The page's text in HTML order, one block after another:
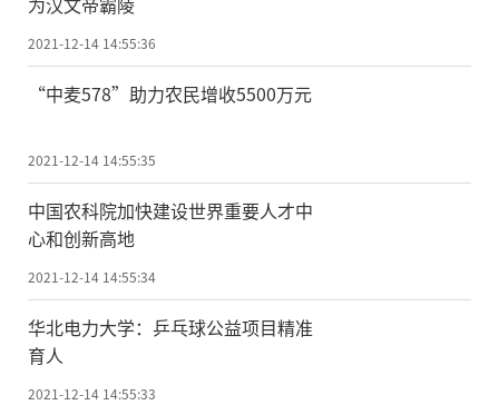
2021-12-14 14:55:36
“中麦578”助力农民增收5500万元
2021-12-14 14:55:35
中国农科院加快建设世界重要人才中
心和创新高地
2021-12-14 14:55:34
华北电力大学：乒乓球公益项目精准
育人
2021-12-14 14:55:33